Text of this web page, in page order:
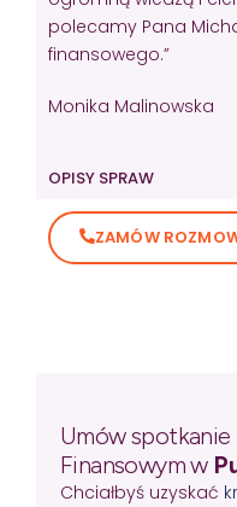
polecamy Pana
finansowego.”
Monika Malinowska
OPISY SPRAW
ZAMÓW
Umów spotkanie
Finansowym w
Chciałbyś uzyskać